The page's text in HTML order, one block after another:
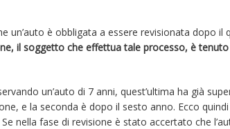
un’auto è obbligata a essere revisionata dopo
il soggetto che effettua tale processo, è
un’auto di 7 anni, quest’ultima ha già
e la seconda è dopo il sesto anno. Ecco
nella fase di revisione è stato accertato che